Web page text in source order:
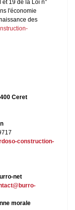
19 de la Loi n°
l'économie
des
Ceret
construction-
net
morale